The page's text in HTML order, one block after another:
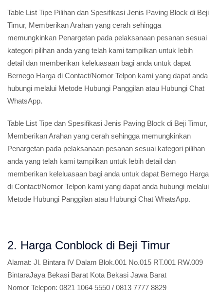
Table List Tipe Pilihan dan Spesifikasi Jenis Paving Block di Beji
Timur, Memberikan Arahan yang cerah sehingga
memungkinkan Penargetan pada pelaksanaan pesanan sesuai
kategori pilihan anda yang telah kami tampilkan untuk lebih
detail dan memberikan keleluasaan bagi anda untuk dapat
Bernego Harga di Contact/Nomor Telpon kami yang dapat anda
hubungi melalui Metode Hubungi Panggilan atau Hubungi Chat
WhatsApp.
Table List Tipe dan Spesifikasi Jenis Paving Block di Beji Timur,
Memberikan Arahan yang cerah sehingga memungkinkan
Penargetan pada pelaksanaan pesanan sesuai kategori pilihan
anda yang telah kami tampilkan untuk lebih detail dan
memberikan keleluasaan bagi anda untuk dapat Bernego Harga
di Contact/Nomor Telpon kami yang dapat anda hubungi melalui
Metode Hubungi Panggilan atau Hubungi Chat WhatsApp.
2. Harga Conblock di Beji Timur
Alamat: Jl. Bintara IV Dalam Blok.001 No.015 RT.001 RW.009
BintaraJaya Bekasi Barat Kota Bekasi Jawa Barat
Nomor Telepon: 0821 1064 5550 / 0813 7777 8829